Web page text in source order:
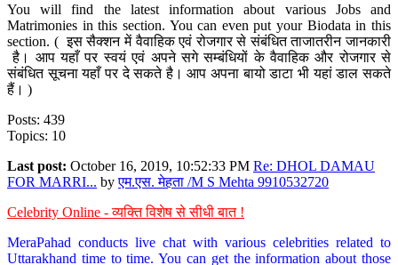
You will find the latest information about various Jobs and
Matrimonies in this section. You can even put your Biodata in this
section. ( इस सैक्शन में वैवाहिक एवं रोजगार से संबंधित ताजातरीन जानकारी
है। आप यहाँ पर स्वयं एवं अपने सगे सम्बंधियों के वैवाहिक और रोजगार से
संबंधित सूचना यहाँ पर दे सकते है। आप अपना बायो डाटा भी यहां डाल सकते
हैं। )
Posts: 439
Topics: 10
Last post: October 16, 2019, 10:52:33 PM Re: DHOL DAMAU
FOR MARRI... byएम.एस. मेहता /M S Mehta 9910532720
Celebrity Online - व्यक्ति विशेष से सीधी बात !
MeraPahad conducts live chat with various celebrities related to
Uttarakhand time to time. You can get the information about those